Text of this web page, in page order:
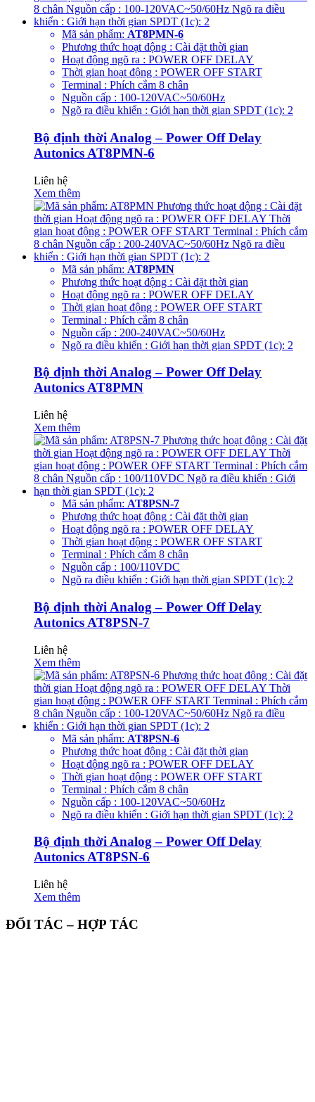
Mã sản phẩm: AT8PMN-6
Phương thức hoạt động : Cài đặt thời gian
Hoạt động ngõ ra : POWER OFF DELAY
Thời gian hoạt động : POWER OFF START
Terminal : Phích cắm 8 chân
Nguồn cấp : 100-120VAC~50/60Hz
Ngõ ra điều khiển : Giới hạn thời gian SPDT (1c): 2
Bộ định thời Analog – Power Off Delay
Autonics AT8PMN-6
Liên hệ
Xem thêm
Mã sản phẩm: AT8PMN
Phương thức hoạt động : Cài đặt thời gian
Hoạt động ngõ ra : POWER OFF DELAY
Thời gian hoạt động : POWER OFF START
Terminal : Phích cắm 8 chân
Nguồn cấp : 200-240VAC~50/60Hz
Ngõ ra điều khiển : Giới hạn thời gian SPDT (1c): 2
Bộ định thời Analog – Power Off Delay
Autonics AT8PMN
Liên hệ
Xem thêm
Mã sản phẩm: AT8PSN-7
Phương thức hoạt động : Cài đặt thời gian
Hoạt động ngõ ra : POWER OFF DELAY
Thời gian hoạt động : POWER OFF START
Terminal : Phích cắm 8 chân
Nguồn cấp : 100/110VDC
Ngõ ra điều khiển : Giới hạn thời gian SPDT (1c): 2
Bộ định thời Analog – Power Off Delay
Autonics AT8PSN-7
Liên hệ
Xem thêm
Mã sản phẩm: AT8PSN-6
Phương thức hoạt động : Cài đặt thời gian
Hoạt động ngõ ra : POWER OFF DELAY
Thời gian hoạt động : POWER OFF START
Terminal : Phích cắm 8 chân
Nguồn cấp : 100-120VAC~50/60Hz
Ngõ ra điều khiển : Giới hạn thời gian SPDT (1c): 2
Bộ định thời Analog – Power Off Delay
Autonics AT8PSN-6
Liên hệ
Xem thêm
ĐỐI TÁC – HỢP TÁC